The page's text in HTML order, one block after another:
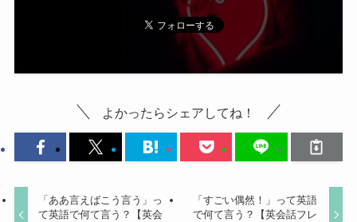
よかったらシェアしてね！
「ああ言えばこう言う」っ
て英語で何て言う？【英会
「すごい偶然！」って英語
で何て言う？【英会話フレ